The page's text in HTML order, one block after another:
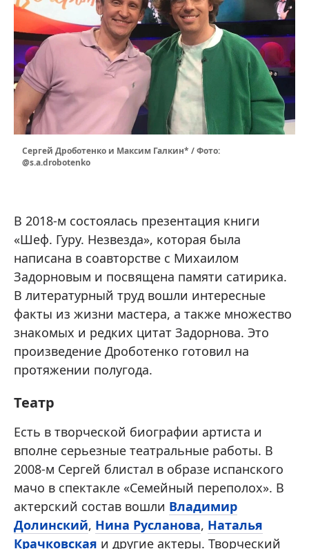
Сергей Дроботенко и Максим Галкин* / Фото:
@s.a.drobotenko
В 2018-м состоялась презентация книги
«Шеф. Гуру. Незвезда», которая была
написана в соавторстве с Михаилом
Задорновым и посвящена памяти сатирика.
В литературный труд вошли интересные
факты из жизни мастера, а также множество
знакомых и редких цитат Задорнова. Это
произведение Дроботенко готовил на
протяжении полугода.
Театр
Есть в творческой биографии артиста и
вполне серьезные театральные работы. В
2008-м Сергей блистал в образе испанского
мачо в спектакле «Семейный переполох». В
актерский состав вошли Владимир
Долинский, Нина Русланова, Наталья
Крачковская и другие актеры. Творческий